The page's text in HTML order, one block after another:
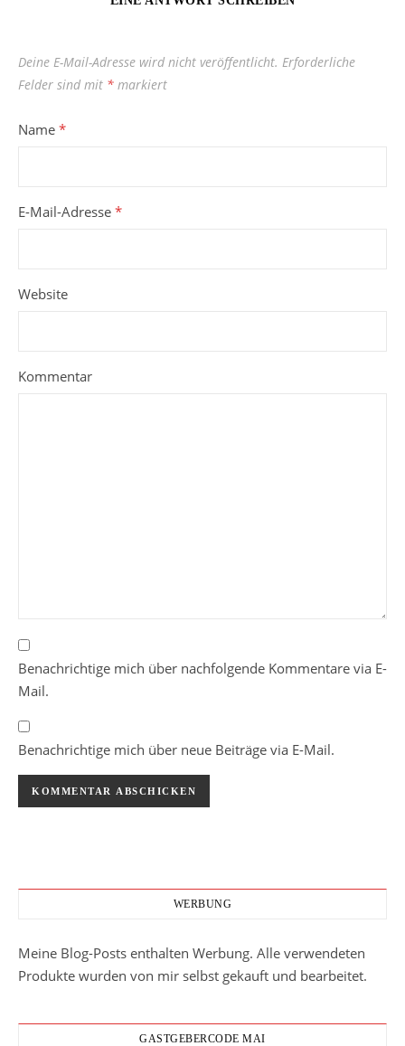
Deine E-Mail-Adresse wird nicht veröffentlicht. Erforderliche
Felder sind mit * markiert
Name *
E-Mail-Adresse *
Website
Kommentar
Benachrichtige mich über nachfolgende Kommentare via E-
Mail.
Benachrichtige mich über neue Beiträge via E-Mail.
WERBUNG
Meine Blog-Posts enthalten Werbung. Alle verwendeten
Produkte wurden von mir selbst gekauft und bearbeitet.
GASTGEBERCODE MAI